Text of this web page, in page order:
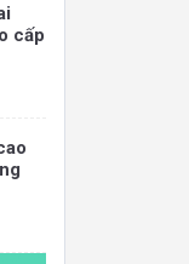
cấp